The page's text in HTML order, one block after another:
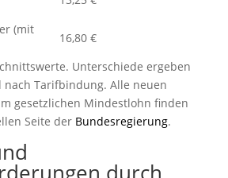
(mit
16,80 €
Unterschiede ergeben
Tarifbindung. Alle neuen
gesetzlichen Mindestlohn finden
Seite der Bundesregierung.